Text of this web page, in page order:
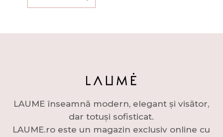
LAUME înseamnă modern, elegant și visător,
dar totuși sofisticat.
LAUME.ro este un magazin exclusiv online cu